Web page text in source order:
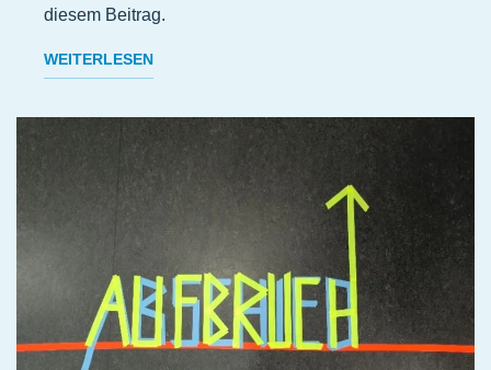
diesem Beitrag.
WEITERLESEN